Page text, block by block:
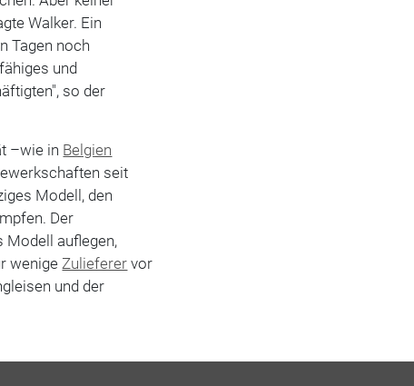
Walker. Ein
Tagen noch
und
so der
–wie in Belgien
seit
Modell, den
Der
Modell auflegen,
wenige Zulieferer vor
und der